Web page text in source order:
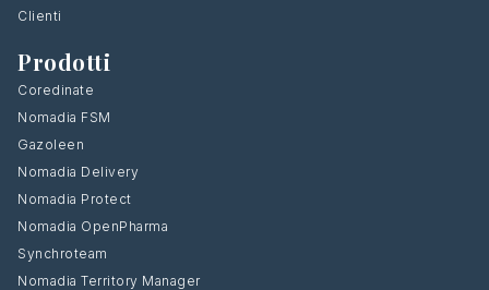
Clienti
Prodotti
Coredinate
Nomadia FSM
Gazoleen
Nomadia Delivery
Nomadia Protect
Nomadia OpenPharma
Synchroteam
Nomadia Territory Manager